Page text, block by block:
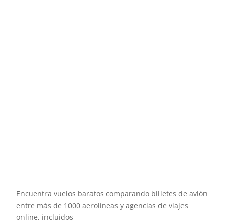
Encuentra vuelos baratos comparando billetes de avión
entre más de 1000 aerolíneas y agencias de viajes
online, incluidos